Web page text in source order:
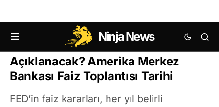
Ninja News
FED Faiz Kararı Ne Zaman
Açıklanacak? Amerika Merkez
Bankası Faiz Toplantısı Tarihi
FED’in faiz kararları, her yıl belirli